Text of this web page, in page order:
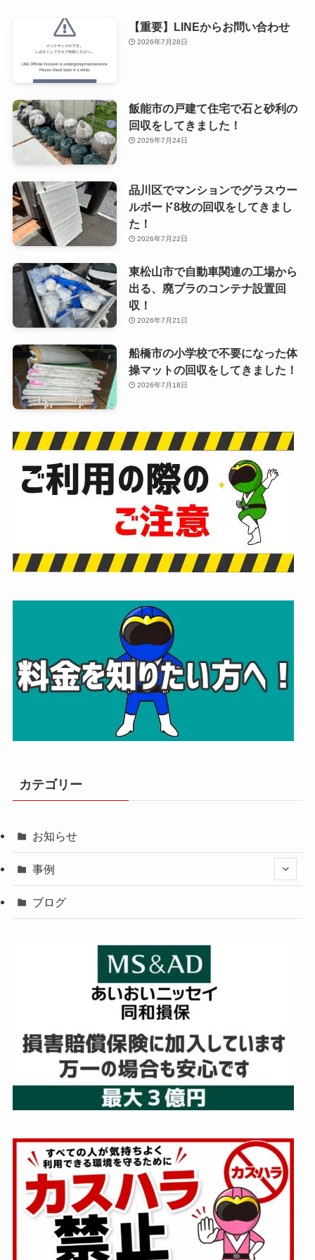
【重要】LINEからお問い合わせ
2026年7月28日
飯能市の戸建て住宅で石と砂利の
回収をしてきました！
2026年7月24日
品川区でマンションでグラスウー
ルボード8枚の回収をしてきまし
た！
2026年7月22日
東松山市で自動車関連の工場から
出る、廃プラのコンテナ設置回
収！
2026年7月21日
船橋市の小学校で不要になった体
操マットの回収をしてきました！
2026年7月18日
カテゴリー
お知らせ
事例
ブログ